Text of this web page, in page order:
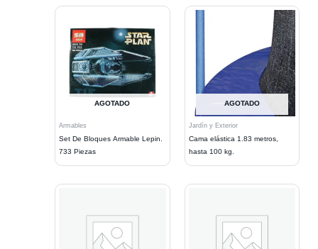
AGOTADO
Armables
Set De Bloques Armable Lepin.
733 Piezas
AGOTADO
Jardín y Exterior
Cama elástica 1.83 metros,
hasta 100 kg.